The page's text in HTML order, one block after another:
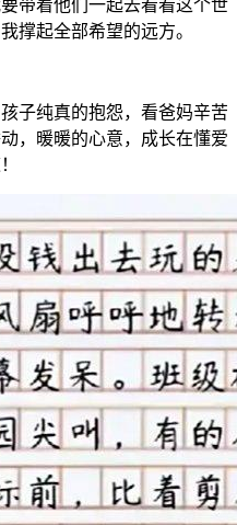
带着他们一起去看看这个世
撑起全部希望的远方。
子纯真的抱怨，看爸妈辛苦
，暖暖的心意，成长在懂爱